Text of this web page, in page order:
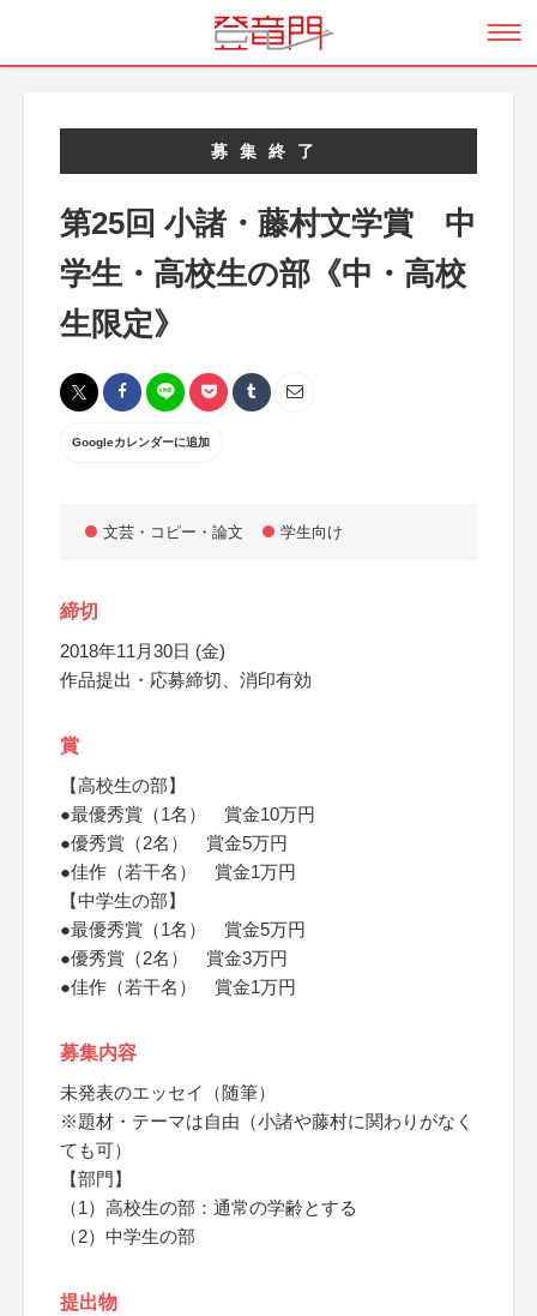
募集終了
第25回 小諸・藤村文学賞 中
学生・高校生の部《中・高校
生限定》
Googleカレンダーに追加
文芸・コピー・論文 学生向け
締切
2018年11月30日 (金)
作品提出・応募締切、消印有効
賞
【高校生の部】
●最優秀賞（1名） 賞金10万円
●優秀賞（2名） 賞金5万円
●佳作（若干名） 賞金1万円
【中学生の部】
●最優秀賞（1名） 賞金5万円
●優秀賞（2名） 賞金3万円
●佳作（若干名） 賞金1万円
募集内容
未発表のエッセイ（随筆）
※題材・テーマは自由（小諸や藤村に関わりがなく
ても可）
【部門】
（1）高校生の部：通常の学齢とする
（2）中学生の部
提出物